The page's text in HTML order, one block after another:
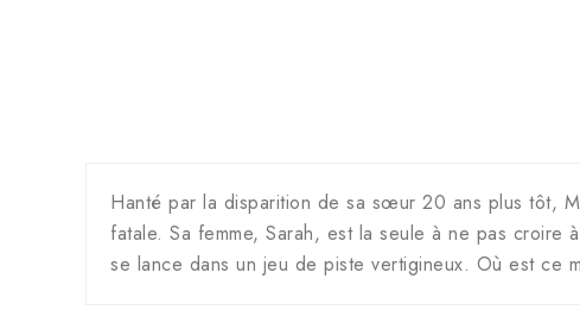
Hanté par la disparition de sa sœur 20 ans plus tôt,
fatale. Sa femme, Sarah, est la seule à ne pas
se lance dans un jeu de piste vertigineux. Où est ce